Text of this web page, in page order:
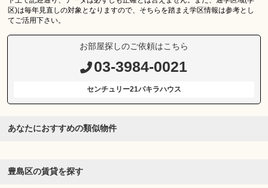
区)は毎年見直しの対象となりますので、そちらを踏まえ学区情報は参考とし
てご活用下さい。
お部屋探しのご依頼はこちら
03-3984-0021
センチュリー21パキラハウス
あなたにおすすめの類似物件
豊島区の賃貸を探す